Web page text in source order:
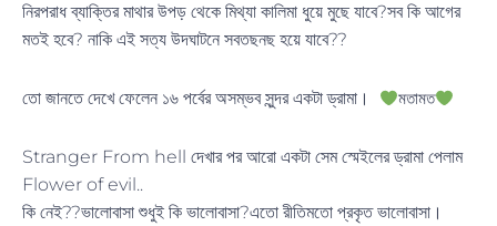
নিরপরাধ ব্যাক্তির মাথার উপড় থেকে মিথ্যা কালিমা ধুয়ে মুছে যাবে?সব কি আগের
মতই হবে? নাকি এই সত্য উদঘাটনে সবতছনছ হয়ে যাবে??
তো জানতে দেখে ফেলেন ১৬ পর্বের অসম্ভব সুন্দর একটা ড্রামা। মতামত
Stranger From hell দেখার পর আরো একটা সেম স্মেইলের ড্রামা পেলাম
Flower of evil..
কি নেই??ভালোবাসা শুধুই কি ভালোবাসা?এতো রীতিমতো প্রকৃত ভালোবাসা।